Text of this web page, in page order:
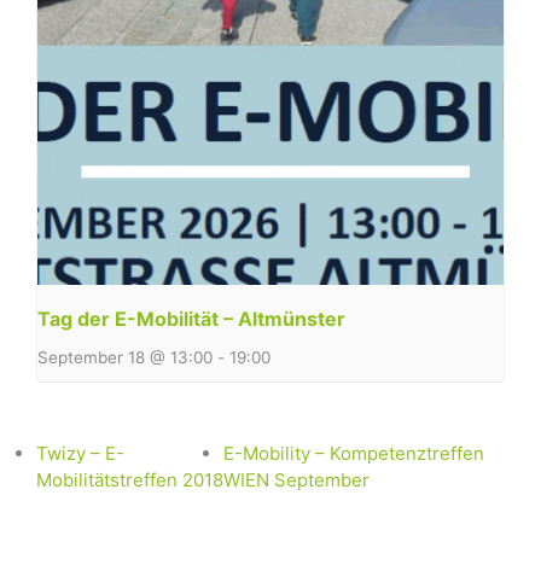
Tag der E-Mobilität – Altmünster
September 18 @ 13:00 - 19:00
Twizy – E-
Mobilitätstreffen 2018
E-Mobility – Kompetenztreffen
WIEN September